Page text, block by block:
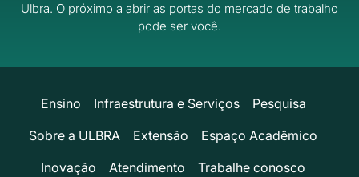
Ulbra. O próximo a abrir as portas do mercado de trabalho
pode ser você.
Ensino Infraestrutura e Serviços
Pesquisa
Sobre a ULBRA
Extensão
Espaço Acadêmico
Inovação
Atendimento Trabalhe conosco